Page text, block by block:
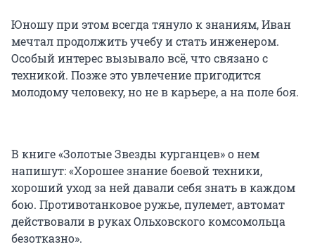
Юношу при этом всегда тянуло к знаниям, Иван
мечтал продолжить учебу и стать инженером.
Особый интерес вызывало всё, что связано с
техникой. Позже это увлечение пригодится
молодому человеку, но не в карьере, а на поле боя.
В книге «Золотые Звезды курганцев» о нем
напишут: «Хорошее знание боевой техники,
хороший уход за ней давали себя знать в каждом
бою. Противотанковое ружье, пулемет, автомат
действовали в руках Ольховского комсомольца
безотказно».